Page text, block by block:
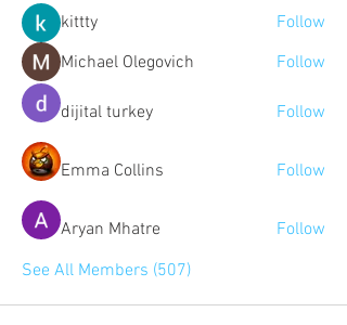
kittty
Follow
Michael Olegovich
Follow
dijital turkey Follow
Emma Collins Follow
Aryan Mhatre
Follow
See All Members (507)